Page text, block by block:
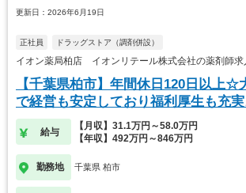
更新日：2026年6月19日
正社員 ドラッグストア（調剤併設）
イオン薬局柏店 イオンリテール株式会社の薬剤師求
【千葉県柏市】年間休日120日以上☆
で経営も安定しており福利厚生も充実
給与
【月収】31.1万円～58.0万円
【年収】492万円～846万円
勤務地 千葉県 柏市